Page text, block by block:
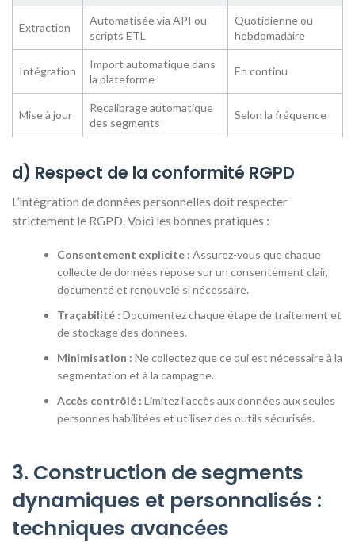
Extraction
Automatisée via API ou
scripts ETL
Quotidienne ou
hebdomadaire
Intégration
Import automatique dans
la plateforme
En continu
Mise à jour
Recalibrage automatique
des segments
Selon la fréquence
d) Respect de la conformité RGPD
L’intégration de données personnelles doit respecter
strictement le RGPD. Voici les bonnes pratiques :
Consentement explicite : Assurez-vous que chaque
collecte de données repose sur un consentement clair,
documenté et renouvelé si nécessaire.
Traçabilité : Documentez chaque étape de traitement et
de stockage des données.
Minimisation : Ne collectez que ce qui est nécessaire à la
segmentation et à la campagne.
Accès contrôlé : Limitez l’accès aux données aux seules
personnes habilitées et utilisez des outils sécurisés.
3. Construction de segments
dynamiques et personnalisés :
techniques avancées